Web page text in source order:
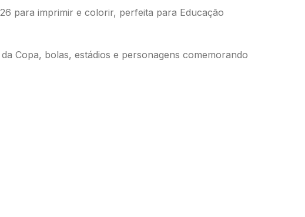
para imprimir e colorir, perfeita para Educação
Copa, bolas, estádios e personagens comemorando